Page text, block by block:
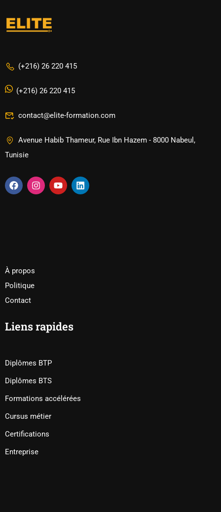
(+216) 26 220 415
(+216) 26 220 415
contact@elite-formation.com
Avenue Habib Thameur, Rue Ibn Hazem - 8000 Nabeul,
Tunisie
À propos
Politique
Contact
Liens rapides
Diplômes BTP
Diplômes BTS
Formations accélérées
Cursus métier
Certifications
Entreprise